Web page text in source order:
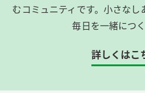
むコミュニティです。​小さな
毎日を一緒につ
詳しくはこ